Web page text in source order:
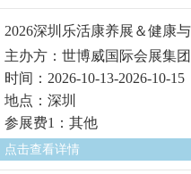
2026深圳乐活康养展＆健康
主办方：世博威国际会展集团
时间：2026-10-13-2026-10-15
地点：深圳
参展费1：其他
点击查看详情